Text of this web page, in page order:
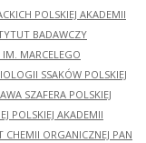
POLSKIEJ AKADEMII
BADAWCZY
MARCELEGO
SSAKÓW POLSKIEJ
SZAFERA POLSKIEJ
POLSKIEJ AKADEMII
CHEMII ORGANICZNEJ PAN